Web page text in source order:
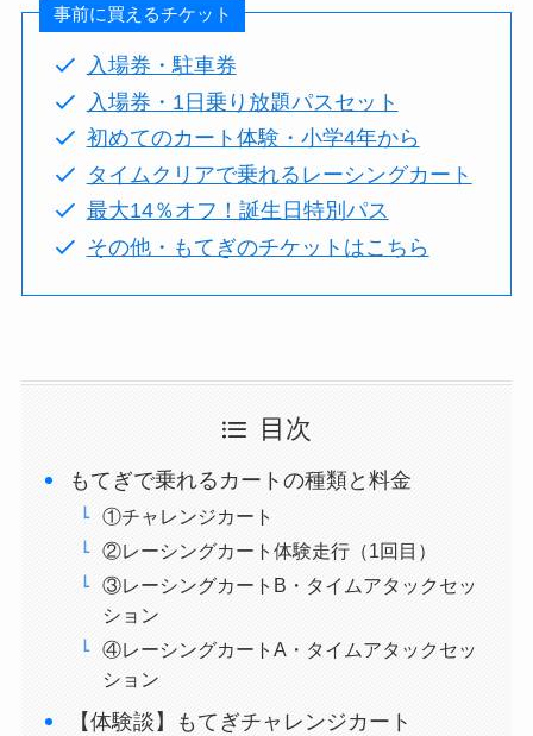
事前に買えるチケット
入場券・駐車券
入場券・1日乗り放題パスセット
初めてのカート体験・小学4年から
タイムクリアで乗れるレーシングカート
最大14％オフ！誕生日特別パス
その他・もてぎのチケットはこちら
目次
もてぎで乗れるカートの種類と料金
①チャレンジカート
②レーシングカート体験走行（1回目）
③レーシングカートB・タイムアタックセッ
ション
④レーシングカートA・タイムアタックセッ
ション
【体験談】もてぎチャレンジカート